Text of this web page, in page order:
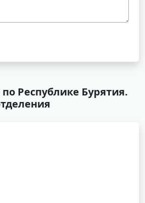
Республике Бурятия.